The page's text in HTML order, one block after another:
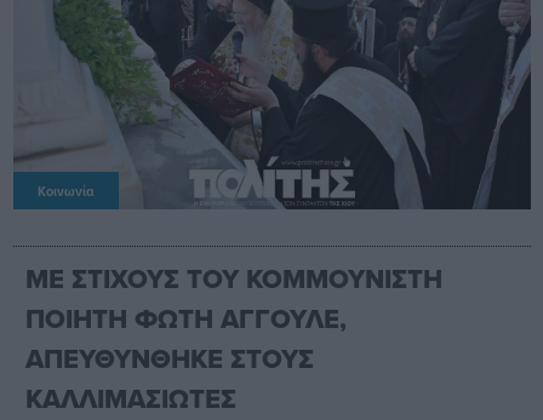
Κοινωνία
ΜΕ ΣΤΙΧΟΥΣ ΤΟΥ ΚΟΜΜΟΥΝΙΣΤΗ
ΠΟΙΗΤΗ ΦΩΤΗ ΑΓΓΟΥΛΕ,
ΑΠΕΥΘΥΝΘΗΚΕ ΣΤΟΥΣ
ΚΑΛΛΙΜΑΣΙΩΤΕΣ